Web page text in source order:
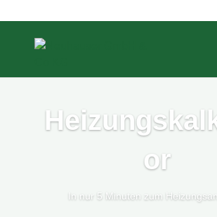
or
In nur 5 Minuten zum